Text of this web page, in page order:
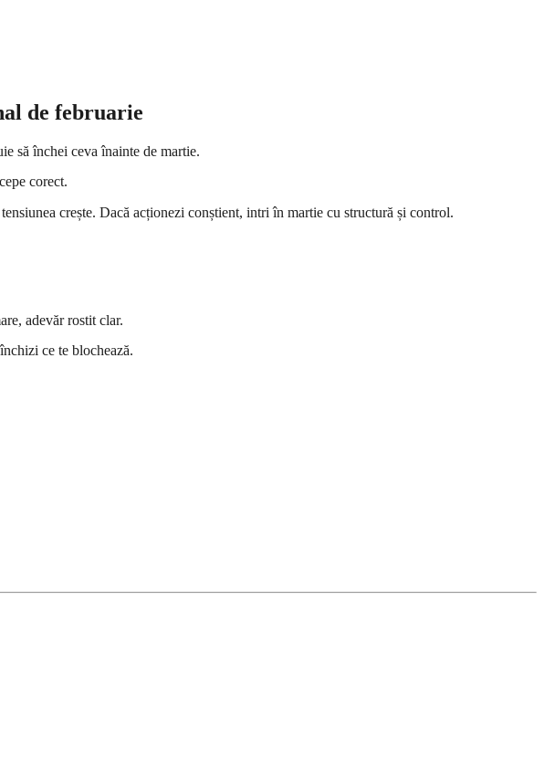
de februarie
să închei ceva înainte de martie.
corect.
crește. Dacă acționezi conștient, intri în martie cu structură și control.
adevăr rostit clar.
ce te blochează.